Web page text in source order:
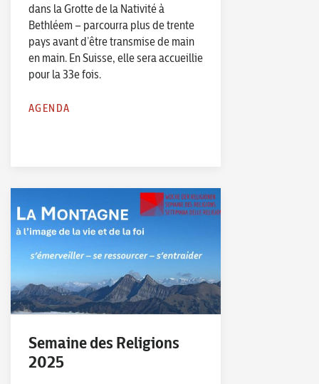
dans la Grotte de la Nativité à
Bethléem – parcourra plus de trente
pays avant d’être transmise de main
en main. En Suisse, elle sera accueillie
pour la 33e fois.
AGENDA
Semaine des Religions
2025